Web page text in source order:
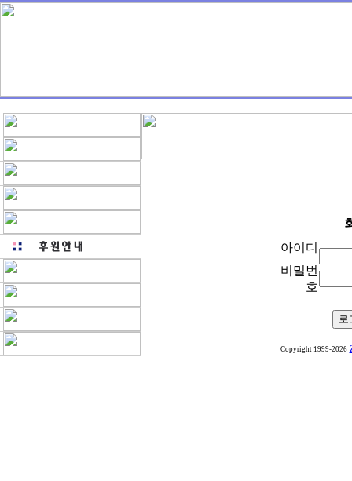
아이디
비밀번
호
Copyright 1999-2026